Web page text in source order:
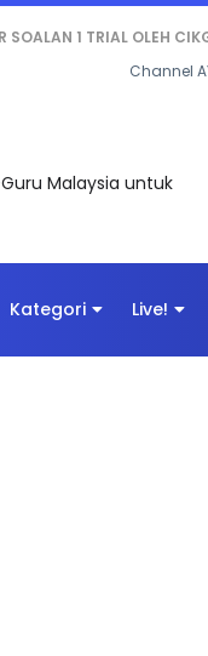
PENYELAMAT
Channel
Malaysia untuk
Kategori Live!